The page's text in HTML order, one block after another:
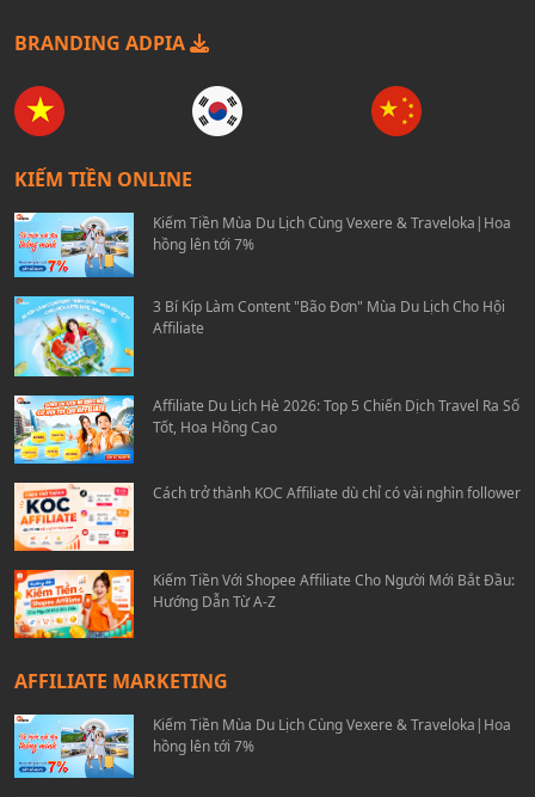
BRANDING ADPIA
KIẾM TIỀN ONLINE
Kiếm Tiền Mùa Du Lịch Cùng Vexere & Traveloka|Hoa
hồng lên tới 7%
3 Bí Kíp Làm Content "Bão Đơn" Mùa Du Lịch Cho Hội
Affiliate
Affiliate Du Lịch Hè 2026: Top 5 Chiến Dịch Travel Ra Số
Tốt, Hoa Hồng Cao
Cách trở thành KOC Affiliate dù chỉ có vài nghìn follower
Kiếm Tiền Với Shopee Affiliate Cho Người Mới Bắt Đầu:
Hướng Dẫn Từ A-Z
AFFILIATE MARKETING
Kiếm Tiền Mùa Du Lịch Cùng Vexere & Traveloka|Hoa
hồng lên tới 7%